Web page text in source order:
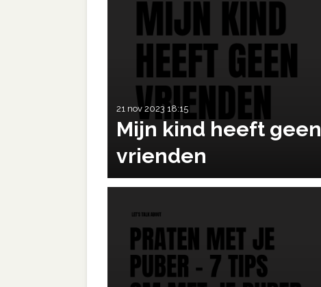
Mijn kind heeft geen
vrienden
21 nov 2023 18:15